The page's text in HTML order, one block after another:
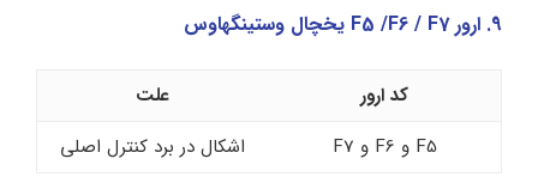
9. ارور F5 /F6 / F7 یخچال وستینگهاوس
کد ارور
علت
F5 و F6 و F7
اشکال در برد کنترل اصلی